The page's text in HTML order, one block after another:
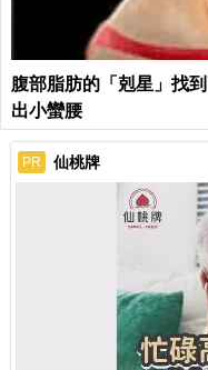
腹部脂肪的「剋星」找
出小蠻腰
PR 仙桃牌